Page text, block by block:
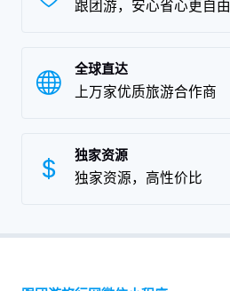
跟团游，安心省心更自由
全球直达
上万家优质旅游合作商
独家资源
独家资源，高性价比